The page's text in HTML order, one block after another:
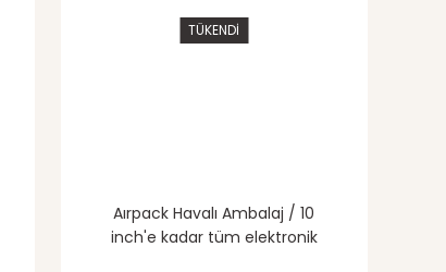
TÜKENDİ
Aırpack Havalı Ambalaj / 10
inch'e kadar tüm elektronik